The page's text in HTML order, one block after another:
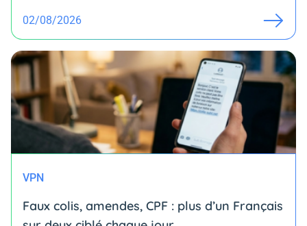
02/08/2026
VPN
Faux colis, amendes, CPF : plus d’un Français